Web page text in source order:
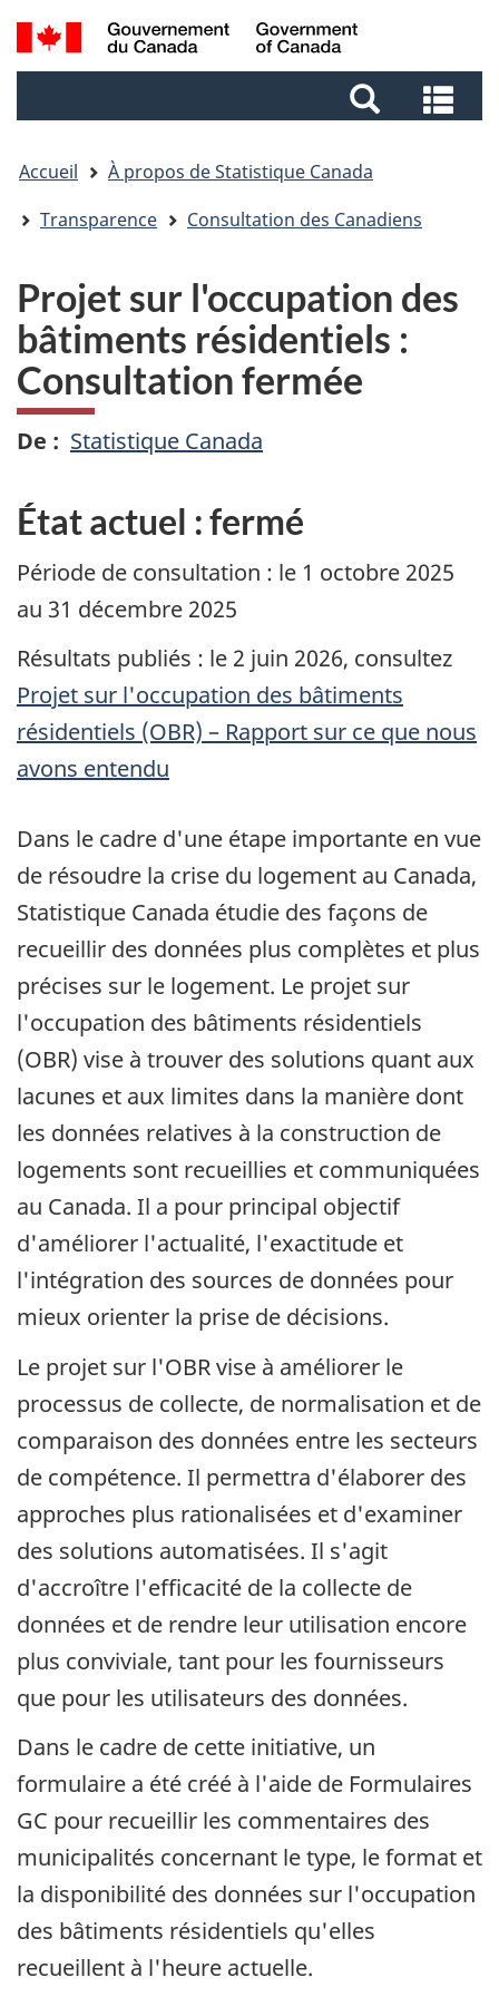
Aller
au
Aller
au
Passer
à
Recherche
et
et
Accueil
À propos de Statistique Canada
Transparence
Consultation des Canadiens
Projet sur l'occupation des
bâtiments résidentiels :
Consultation fermée
De Statistique Canada
État actuel : fermé
Période de consultation : le 1 octobre 2025
au 31 décembre 2025
Résultats publiés : le 2 juin 2026, consultez
Projet sur l'occupation des bâtiments
résidentiels (OBR) – Rapport sur ce que nous
avons entendu
Dans le cadre d'une étape importante en vue
de résoudre la crise du logement au Canada,
Statistique Canada étudie des façons de
recueillir des données plus complètes et plus
précises sur le logement. Le projet sur
l'occupation des bâtiments résidentiels
(OBR) vise à trouver des solutions quant aux
lacunes et aux limites dans la manière dont
les données relatives à la construction de
logements sont recueillies et communiquées
au Canada. Il a pour principal objectif
d'améliorer l'actualité, l'exactitude et
l'intégration des sources de données pour
mieux orienter la prise de décisions.
Le projet sur l'OBR vise à améliorer le
processus de collecte, de normalisation et de
comparaison des données entre les secteurs
de compétence. Il permettra d'élaborer des
approches plus rationalisées et d'examiner
des solutions automatisées. Il s'agit
d'accroître l'efficacité de la collecte de
données et de rendre leur utilisation encore
plus conviviale, tant pour les fournisseurs
que pour les utilisateurs des données.
Dans le cadre de cette initiative, un
formulaire a été créé à l'aide de Formulaires
GC pour recueillir les commentaires des
municipalités concernant le type, le format et
la disponibilité des données sur l'occupation
des bâtiments résidentiels qu'elles
recueillent à l'heure actuelle.